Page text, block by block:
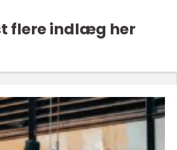
flere indlæg her